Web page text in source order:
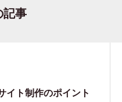
記事
イト制作のポイント